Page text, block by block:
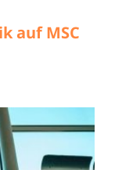
auf MSC